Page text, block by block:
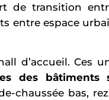
de transition
entre espace
d’accueil. Ces
des bâtiments
chaussée bas,